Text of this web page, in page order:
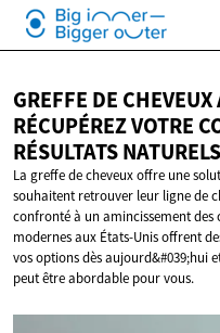
GREFFE DE
RÉCUPÉREZ VOTRE
RÉSULTATS NATURELS
La greffe de cheveux offre une
souhaitent retrouver leur ligne de
confronté à un amincissement des
modernes aux États-Unis offrent
vos options dès aujourd&#039;hui
peut être abordable pour vous.